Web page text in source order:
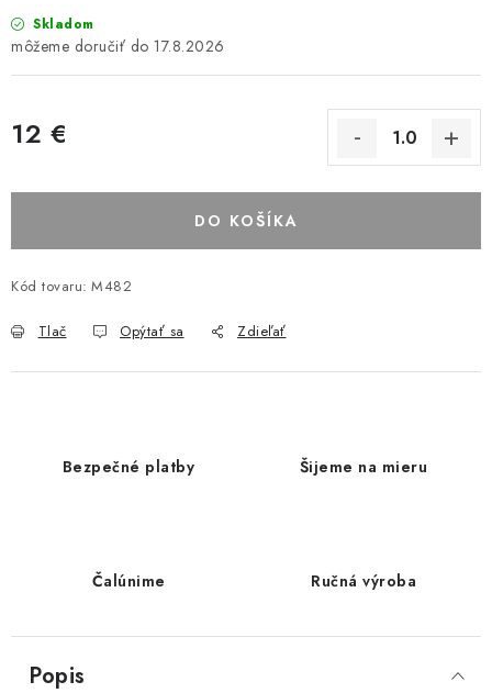
Skladom
17.8.2026
12 €
DO KOŠÍKA
Kód tovaru: M482
Tlač Opýtať sa Zdieľať
Bezpečné platby Šijeme na mieru
Čalúnime Ručná výroba
Popis